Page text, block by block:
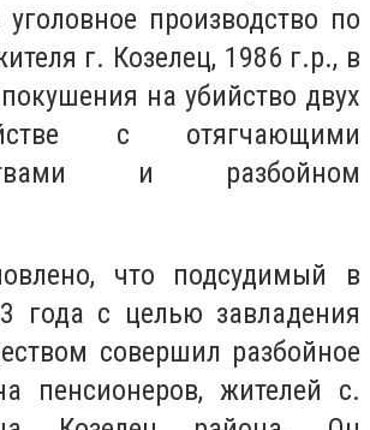
уголовное производство по
г. Козелец, 1986 г.р., в
на убийство двух
с отягчающими
и разбойном
что подсудимый в
года с целью завладения
совершил разбойное
пенсионеров, жителей с.